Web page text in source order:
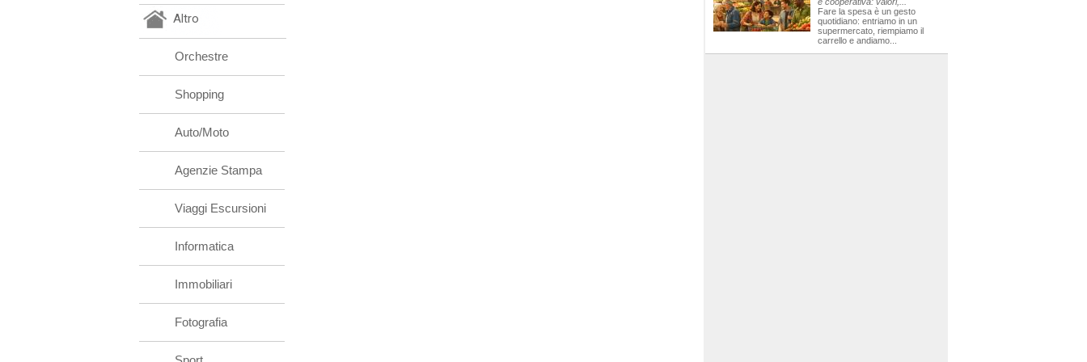
Altro
Orchestre
Shopping
Auto/Moto
Agenzie Stampa
Viaggi Escursioni
Informatica
Immobiliari
Fotografia
Fare la spesa è un gesto
quotidiano: entriamo in un
supermercato, riempiamo il
carrello e andiamo...